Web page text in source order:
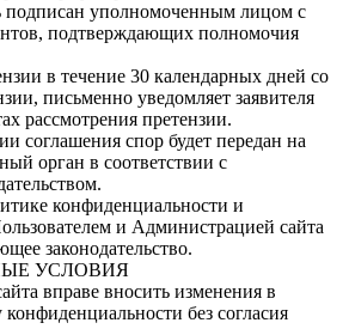
подписан уполномоченным лицом с
подтверждающих полномочия
в течение 30 календарных дней со
письменно уведомляет заявителя
рассмотрения претензии.
соглашения спор будет передан на
орган в соответствии с
конфиденциальности и
и Администрацией сайта
законодательство.
УСЛОВИЯ
вправе вносить изменения в
без согласия